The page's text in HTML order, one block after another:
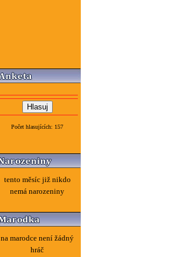
Počet hlasujících: 157
tento měsíc již nikdo
nemá narozeniny
na marodce není žádný
hráč